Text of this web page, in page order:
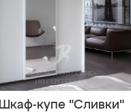
Шкаф-купе "Сливки"